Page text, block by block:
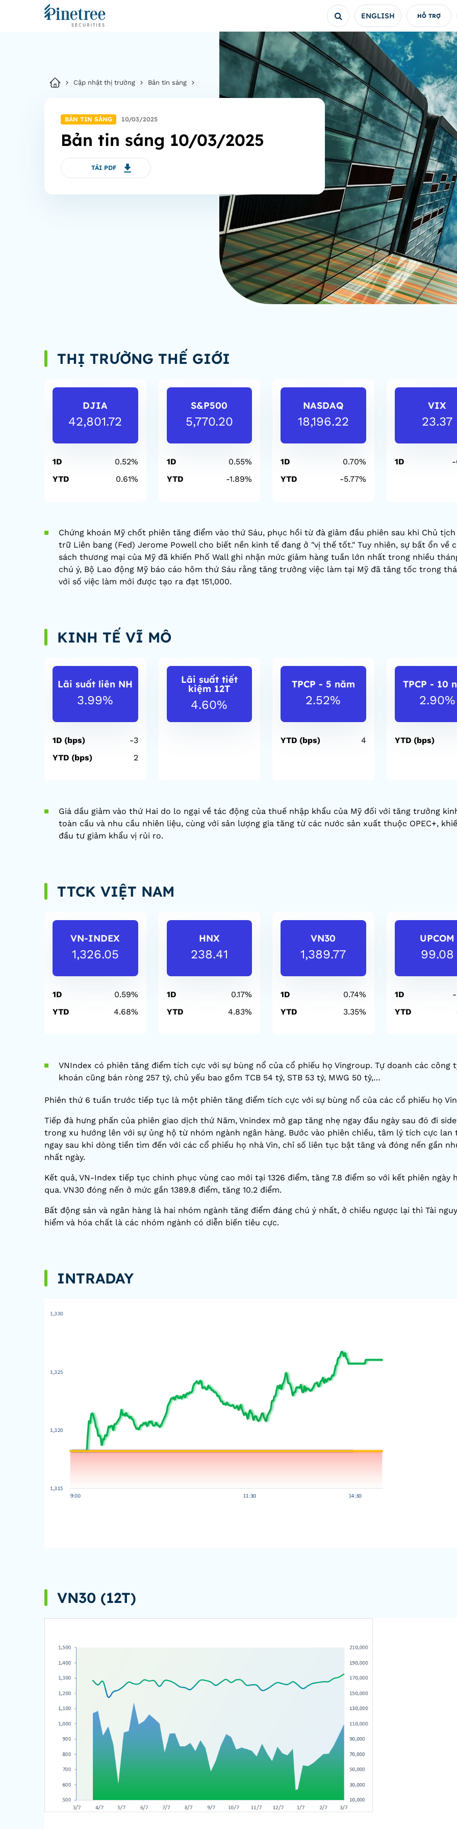
ENGLISH HỖ TRỢ
Cập nhật thị trường Bản tin sáng
BẢN TIN SÁNG 10/03/2025
Bản tin sáng 10/03/2025
TẢI PDF
THỊ TRƯỜNG THẾ GIỚI
DJIA
42,801.72
1D
0.52%
YTD
0.61%
S&P500
5,770.20
1D
0.55%
YTD
-1.89%
NASDAQ
18,196.22
1D
0.70%
YTD
-5.77%
VIX
23.37
1D -
Chứng khoán Mỹ chốt phiên tăng điểm vào thứ Sáu, phục hồi từ đà giảm đầu phiên sau khi Chủ tịch
trữ Liên bang (Fed) Jerome Powell cho biết nền kinh tế đang ở "vị thế tốt." Tuy nhiên, sự bất ổn về
sách thương mại của Mỹ đã khiến Phố Wall ghi nhận mức giảm hàng tuần lớn nhất trong nhiều
chú ý, Bộ Lao động Mỹ báo cáo hôm thứ Sáu rằng tăng trưởng việc làm tại Mỹ đã tăng tốc trong
với số việc làm mới được tạo ra đạt 151,000.
KINH TẾ VĨ MÔ
Lãi suất liên NH
3.99%
1D (bps)
-3
YTD (bps)
2
Lãi suất tiết
kiệm 12T
4.60%
TPCP - 5 năm
2.52%
YTD (bps) 4
TPCP - 10
2.90%
YTD (bps)
Giá dầu giảm vào thứ Hai do lo ngại về tác động của thuế nhập khẩu của Mỹ đối với tăng trưởng
toàn cầu và nhu cầu nhiên liệu, cùng với sản lượng gia tăng từ các nước sản xuất thuộc OPEC+,
đầu tư giảm khẩu vị rủi ro.
TTCK VIỆT NAM
VN-INDEX
1,326.05
1D
0.59%
YTD
4.68%
HNX
238.41
1D
0.17%
YTD
4.83%
VN30
1,389.77
1D
0.74%
YTD
3.35%
UPCOM
99.08
1D
YTD
VNIndex có phiên tăng điểm tích cực với sự bùng nổ của cổ phiếu họ Vingroup. Tự doanh các công
khoán cũng bán ròng 257 tỷ, chủ yếu bao gồm TCB 54 tỷ, STB 53 tỷ, MWG 50 tỷ,…
Phiên thứ 6 tuần trước tiếp tục là một phiên tăng điểm tích cực với sự bùng nổ của các cổ phiếu họ
Tiếp đà hưng phấn của phiên giao dịch thứ Năm, Vnindex mở gap tăng nhẹ ngay đầu ngày sau đó đi
trong xu hướng lên với sự ủng hộ từ nhóm ngành ngân hàng. Bước vào phiên chiều, tâm lý tích cực lan
ngay sau khi dòng tiền tìm đến với các cổ phiếu họ nhà Vin, chỉ số liên tục bật tăng và đóng nến gần
nhất ngày.
Kết quả, VN-Index tiếp tục chinh phục vùng cao mới tại 1326 điểm, tăng 7.8 điểm so với kết phiên ngày
qua. VN30 đóng nến ở mức gần 1389.8 điểm, tăng 10.2 điểm.
Bất động sản và ngân hàng là hai nhóm ngành tăng điểm đáng chú ý nhất, ở chiều ngược lại thì Tài
hiểm và hóa chất là các nhóm ngành có diễn biến tiêu cực.
INTRADAY
VN30 (12T)